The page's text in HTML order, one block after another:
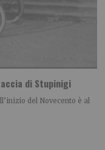
di Stupinigi
del Novecento è al